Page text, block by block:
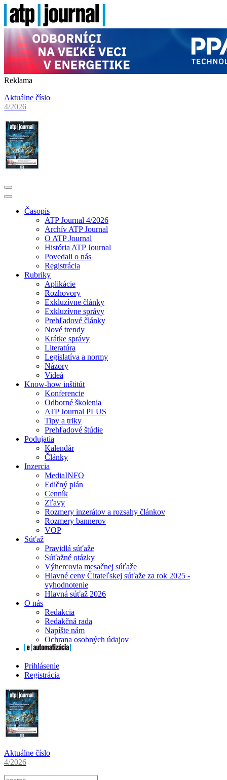
Reklama
Aktuálne číslo
4/2026
Časopis
ATP Journal 4/2026
Archív ATP Journal
O ATP Journal
História ATP Journal
Povedali o nás
Registrácia
Rubriky
Aplikácie
Rozhovory
Exkluzívne články
Exkluzívne správy
Prehľadové články
Nové trendy
Krátke správy
Literatúra
Legislatíva a normy
Názory
Videá
Know-how inštitút
Konferencie
Odborné školenia
ATP Journal PLUS
Tipy a triky
Prehľadové štúdie
Podujatia
Kalendár
Články
Inzercia
MediaINFO
Edičný plán
Cenník
Zľavy
Rozmery inzerátov a rozsahy článkov
Rozmery bannerov
VOP
Súťaž
Pravidlá súťaže
Súťažné otázky
Výhercovia mesačnej súťaže
Hlavné ceny Čitateľskej súťaže za rok 2025 -
vyhodnotenie
Hlavná súťaž 2026
O nás
Redakcia
Redakčná rada
Napíšte nám
Ochrana osobných údajov
Prihlásenie
Registrácia
Aktuálne číslo
4/2026